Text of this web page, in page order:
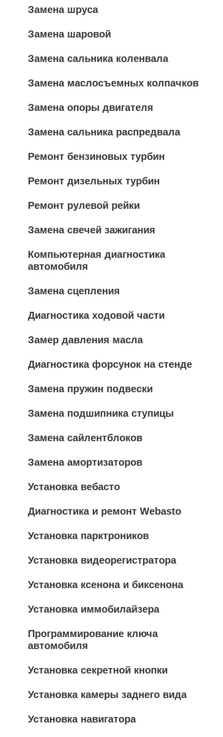
Замена шруса
Замена шаровой
Замена сальника коленвала
Замена маслосъемных колпачков
Замена опоры двигателя
Замена сальника распредвала
Ремонт бензиновых турбин
Ремонт дизельных турбин
Ремонт рулевой рейки
Замена свечей зажигания
Компьютерная диагностика
автомобиля
Замена сцепления
Диагностика ходовой части
Замер давления масла
Диагностика форсунок на стенде
Замена пружин подвески
Замена подшипника ступицы
Замена сайлентблоков
Замена амортизаторов
Установка вебасто
Диагностика и ремонт Webasto
Установка парктроников
Установка видеорегистратора
Установка ксенона и биксенона
Установка иммобилайзера
Программирование ключа
автомобиля
Установка секретной кнопки
Установка камеры заднего вида
Установка навигатора